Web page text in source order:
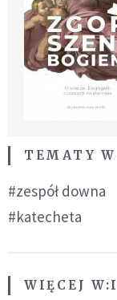
TEMATY
#zespół downa
#katecheta
WIĘCEJ W: